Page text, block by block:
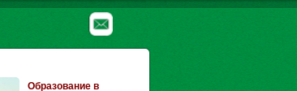
Образование в